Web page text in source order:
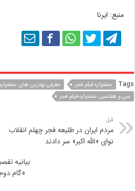
منبع: ایرنا
Tags جشنواره فیلم فجر معرفی بهترین های
سی و هفتمین جشنواره فیلم فجر
قبل
مردم ایران در طلیعه فجر چهلم انقلاب
نوای «الله اکبر» سر دادند
بیانیه
«گام